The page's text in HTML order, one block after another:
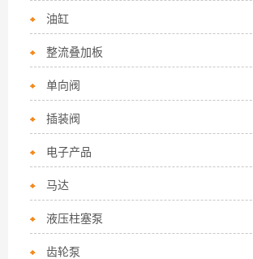
油缸
整流叠加板
单向阀
插装阀
电子产品
马达
液压柱塞泵
齿轮泵